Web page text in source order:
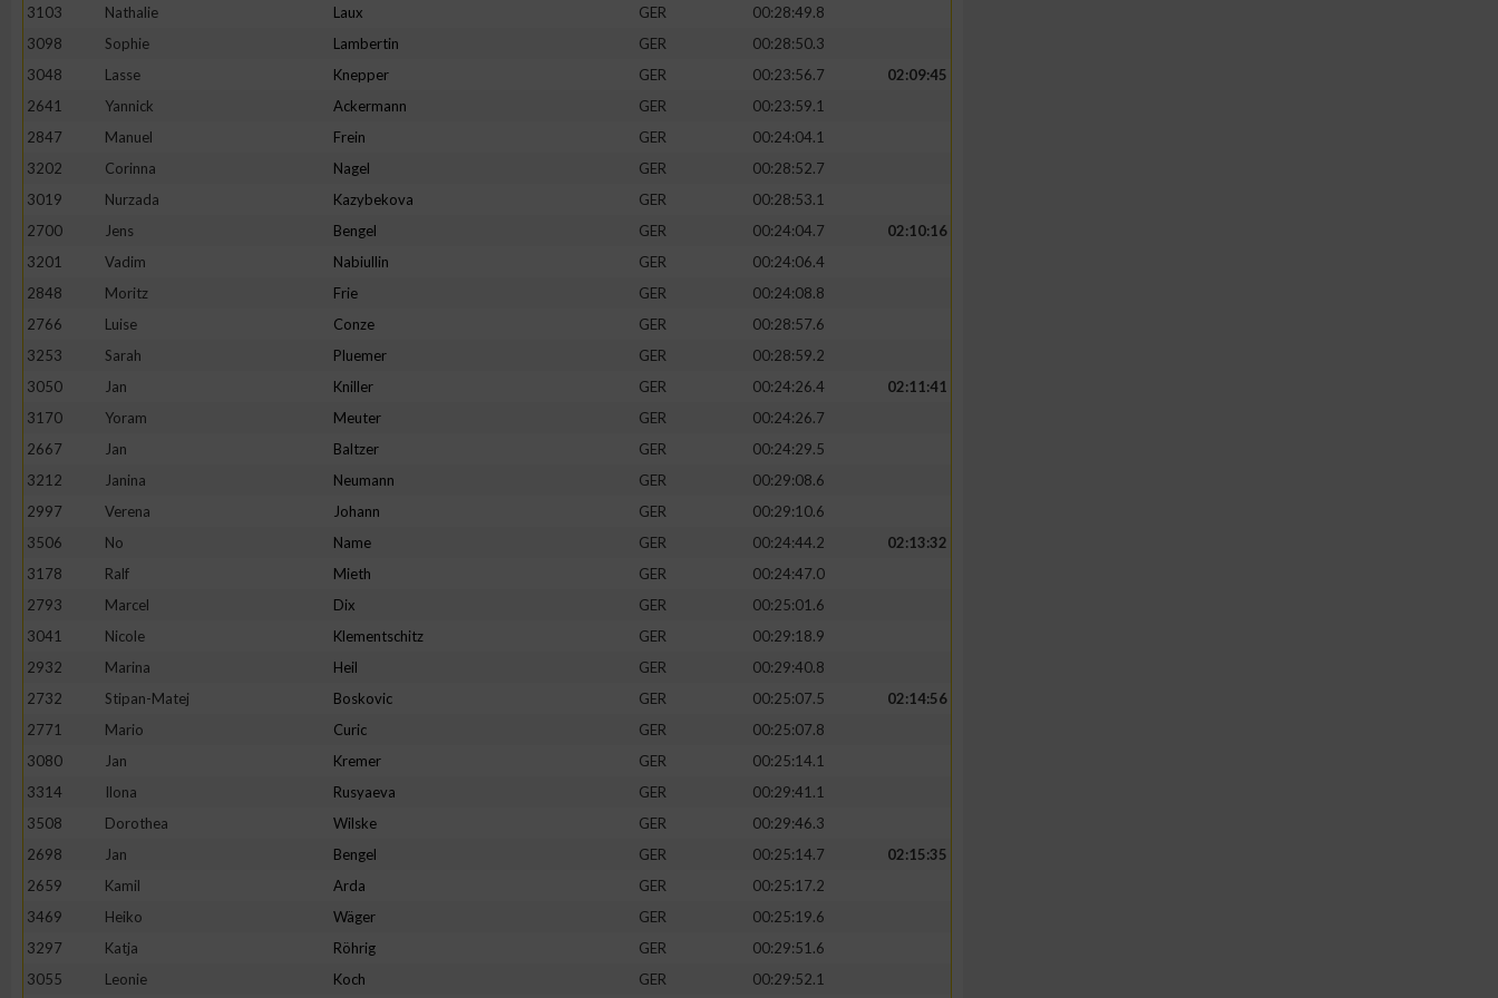
3103
Nathalie Laux GER
00:28:49.8
3098
Sophie Lambertin GER
00:28:50.3
3048
Lasse Knepper GER 00:23:56.7
02:09:45
2641
Yannick Ackermann GER
00:23:59.1
2847
Manuel Frein GER
00:24:04.1
3202
Corinna Nagel GER
00:28:52.7
3019
Nurzada Kazybekova GER
00:28:53.1
2700
Jens Bengel GER 00:24:04.7
02:10:16
3201
Vadim Nabiullin GER
00:24:06.4
2848
Moritz Frie GER
00:24:08.8
2766
Luise Conze GER
00:28:57.6
3253
Sarah Pluemer GER
00:28:59.2
3050
Jan Kniller GER 00:24:26.4
02:11:41
3170
Yoram Meuter GER
00:24:26.7
2667
Jan Baltzer GER
00:24:29.5
3212
Janina Neumann GER
00:29:08.6
2997
Verena Johann GER
00:29:10.6
3506
No Name GER 00:24:44.2
02:13:32
3178
Ralf Mieth GER
00:24:47.0
2793
Marcel Dix GER
00:25:01.6
3041
Nicole Klementschitz GER
00:29:18.9
2932
Marina Heil GER
00:29:40.8
2732
Stipan-Matej Boskovic GER 00:25:07.5
02:14:56
2771
Mario Curic GER
00:25:07.8
3080
Jan Kremer GER
00:25:14.1
3314
Ilona Rusyaeva GER
00:29:41.1
3508
Dorothea Wilske GER
00:29:46.3
2698
Jan Bengel GER 00:25:14.7
02:15:35
2659
Kamil Arda GER
00:25:17.2
3469
Heiko Wäger GER
00:25:19.6
3297
Katja Röhrig GER
00:29:51.6
3055
Leonie Koch GER 00:29:52.1
Erstellung von Profilen zur Personalisierung von Inhalten
Verwendung von Profilen zur Auswahl personalisierter Inhalte
verschiedenen Quellen
Entwicklung und Verbesserung der Angebote
Verwendung reduzierter Daten zur Auswahl von Inhalten
IAB-Besonderheiten:
Verwendung genauer Standortdaten
Nicht-IAB-Verarbeitungszwecke:
Performance
Funktional
Werbung